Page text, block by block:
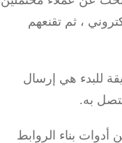
، ثم تقنعهم
للبدء هي إرسال
به.
بناء الروابط